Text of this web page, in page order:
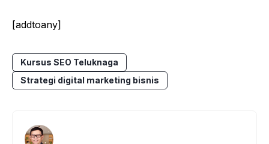
[addtoany]
Kursus SEO Teluknaga
Strategi digital marketing bisnis